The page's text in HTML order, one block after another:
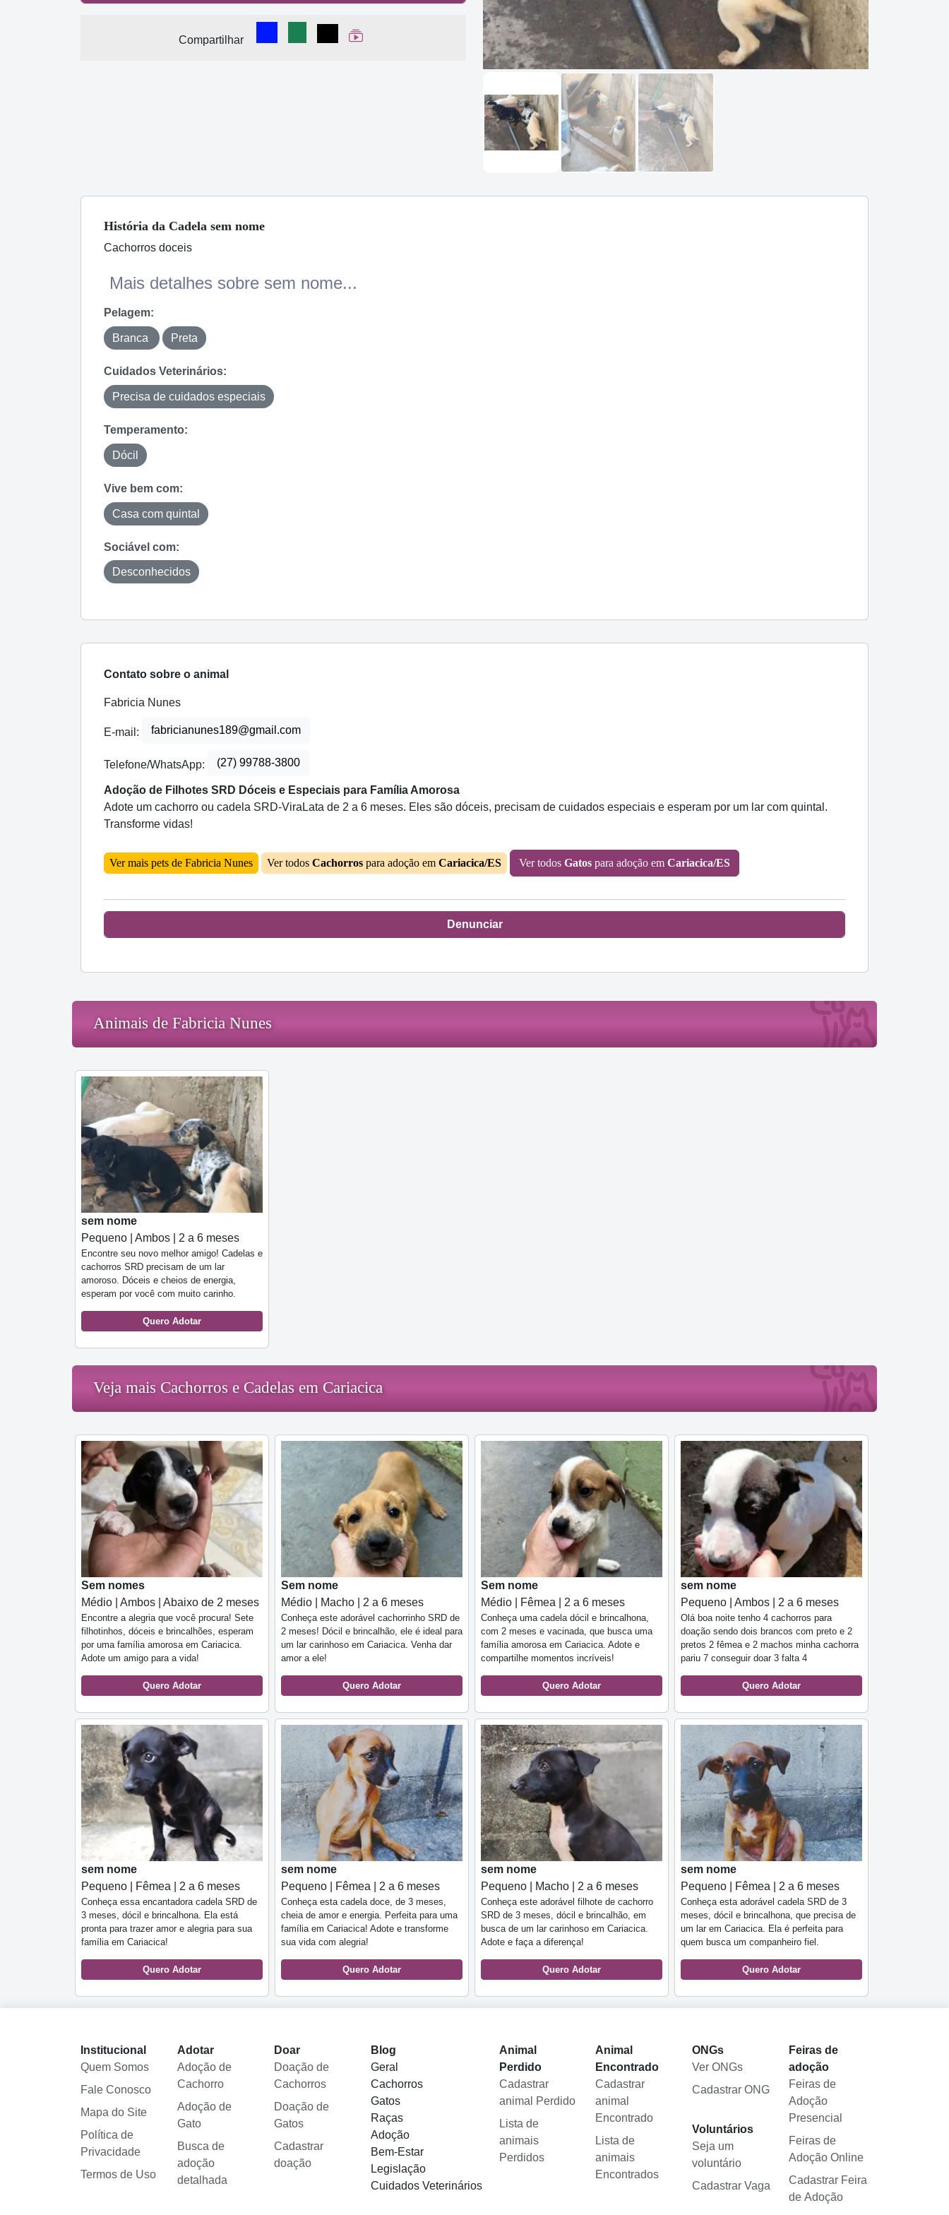
Compartilhar
Compartilhar no Facebook
Compartilhar no WhatsApp
Compartilhar
Ver Web Story
História da Cadela sem nome
Cachorros doceis
Mais detalhes sobre sem nome...
Pelagem:
Branca Preta
Cuidados Veterinários:
Precisa de cuidados especiais
Temperamento:
Dócil
Vive bem com:
Casa com quintal
Sociável com:
Desconhecidos
Contato sobre o animal
Fabricia Nunes
E-mail: fabricianunes189@gmail.com
Telefone/WhatsApp: (27) 99788-3800
Adoção de Filhotes SRD Dóceis e Especiais para Família Amorosa
Adote um cachorro ou cadela SRD-ViraLata de 2 a 6 meses. Eles são dóceis, precisam de cuidados especiais e esperam por um lar com quintal.
Transforme vidas!
Ver mais pets de Fabricia Nunes Ver todos Cachorros para adoção em Cariacica/ES Ver todos Gatos para adoção em Cariacica/ES
Denunciar
Animais de Fabricia Nunes
sem nome
Pequeno | Ambos | 2 a 6 meses
Encontre seu novo melhor amigo! Cadelas e
cachorros SRD precisam de um lar
amoroso. Dóceis e cheios de energia,
esperam por você com muito carinho.
Quero Adotar
Veja mais Cachorros e Cadelas em Cariacica
Sem nomes
Médio | Ambos | Abaixo de 2 meses
Encontre a alegria que você procura! Sete
filhotinhos, dóceis e brincalhões, esperam
por uma família amorosa em Cariacica.
Adote um amigo para a vida!
Quero Adotar
Sem nome
Médio | Macho | 2 a 6 meses
Conheça este adorável cachorrinho SRD de
2 meses! Dócil e brincalhão, ele é ideal para
um lar carinhoso em Cariacica. Venha dar
amor a ele!
Quero Adotar
Sem nome
Médio | Fêmea | 2 a 6 meses
Conheça uma cadela dócil e brincalhona,
com 2 meses e vacinada, que busca uma
família amorosa em Cariacica. Adote e
compartilhe momentos incríveis!
Quero Adotar
sem nome
Pequeno | Ambos | 2 a 6 meses
Olá boa noite tenho 4 cachorros para
doação sendo dois brancos com preto e 2
pretos 2 fêmea e 2 machos minha cachorra
pariu 7 conseguir doar 3 falta 4
Quero Adotar
sem nome
Pequeno | Fêmea | 2 a 6 meses
Conheça essa encantadora cadela SRD de
3 meses, dócil e brincalhona. Ela está
pronta para trazer amor e alegria para sua
família em Cariacica!
Quero Adotar
sem nome
Pequeno | Fêmea | 2 a 6 meses
Conheça esta cadela doce, de 3 meses,
cheia de amor e energia. Perfeita para uma
família em Cariacica! Adote e transforme
sua vida com alegria!
Quero Adotar
sem nome
Pequeno | Macho | 2 a 6 meses
Conheça este adorável filhote de cachorro
SRD de 3 meses, dócil e brincalhão, em
busca de um lar carinhoso em Cariacica.
Adote e faça a diferença!
Quero Adotar
sem nome
Pequeno | Fêmea | 2 a 6 meses
Conheça esta adorável cadela SRD de 3
meses, dócil e brincalhona, que precisa de
um lar em Cariacica. Ela é perfeita para
quem busca um companheiro fiel.
Quero Adotar
Institucional
Quem Somos
Fale Conosco
Mapa do Site
Política de
Privacidade
Termos de Uso
Adotar
Adoção de
Cachorro
Adoção de
Gato
Busca de
adoção
detalhada
Doar
Doação de
Cachorros
Doação de
Gatos
Cadastrar
doação
Blog
Geral
Cachorros
Gatos
Raças
Adoção
Bem-Estar
Legislação
Cuidados Veterinários
Animal
Perdido
Cadastrar
animal Perdido
Lista de
animais
Perdidos
Animal
Encontrado
Cadastrar
animal
Encontrado
Lista de
animais
Encontrados
ONGs
Ver ONGs
Cadastrar ONG
Voluntários
Seja um
voluntário
Cadastrar Vaga
Feiras de
adoção
Feiras de
Adoção
Presencial
Feiras de
Adoção Online
Cadastrar Feira
de Adoção